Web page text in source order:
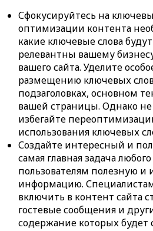
Сфокусируйтесь на
оптимизации контента
какие ключевые слова
релевантны вашему
вашего сайта. Уделите
размещению ключевых слов
подзаголовках, основном
вашей страницы. Однако не
избегайте
использования ключевых
Создайте интересный и
самая главная задача
пользователям полезную и
информацию.
включить в контент сайта
гостевые сообщения и
содержание которых будет